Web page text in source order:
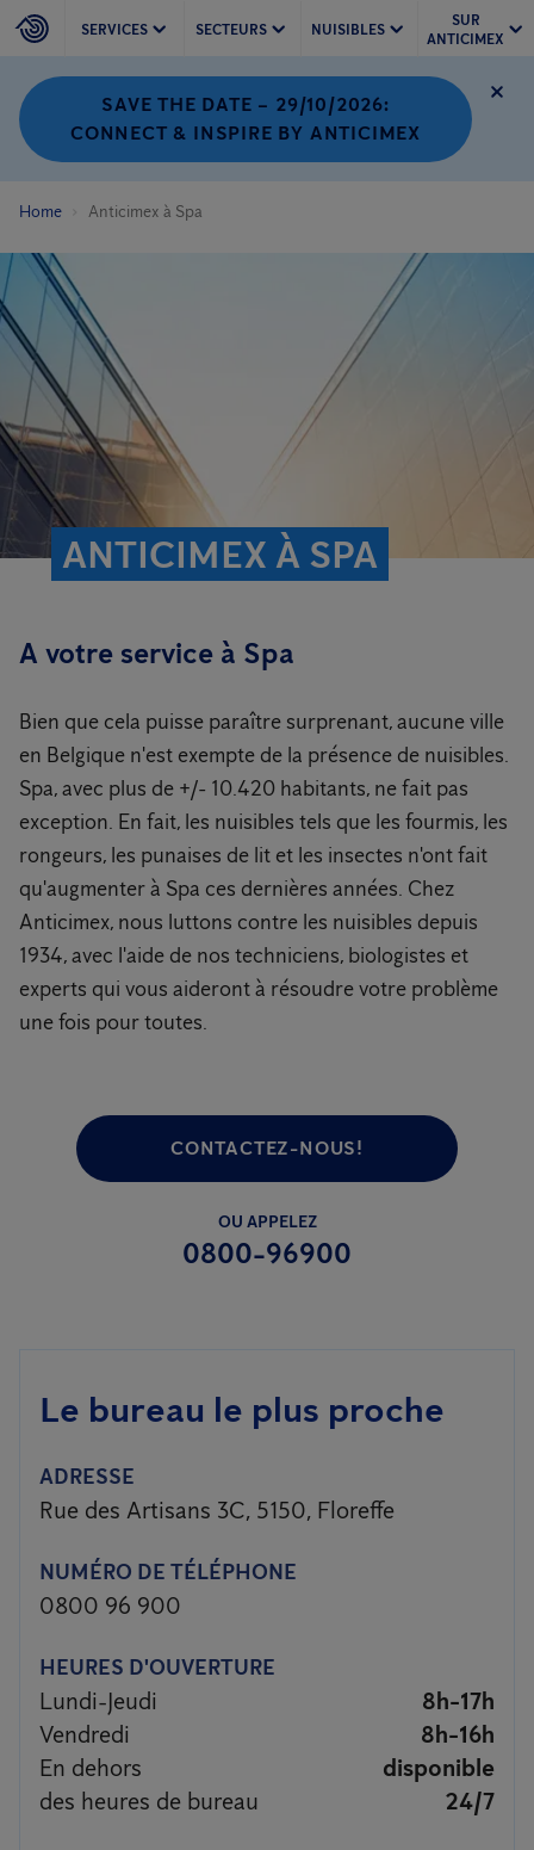
SERVICES SECTEURS NUISIBLES
SUR
ANTICIMEX
SAVE THE DATE – 29/10/2026:
CONNECT & INSPIRE BY ANTICIMEX
Home Anticimex à Spa
ANTICIMEX À SPA
A votre service à Spa
Bien que cela puisse paraître surprenant, aucune ville
en Belgique n'est exempte de la présence de nuisibles.
Spa, avec plus de +/- 10.420 habitants, ne fait pas
exception. En fait, les nuisibles tels que les fourmis, les
rongeurs, les punaises de lit et les insectes n'ont fait
qu'augmenter à Spa ces dernières années. Chez
Anticimex, nous luttons contre les nuisibles depuis
1934, avec l'aide de nos techniciens, biologistes et
experts qui vous aideront à résoudre votre problème
une fois pour toutes.
CONTACTEZ-NOUS!
OU APPELEZ
0800-96900
Le bureau le plus proche
ADRESSE
Rue des Artisans 3C, 5150, Floreffe
NUMÉRO DE TÉLÉPHONE
0800 96 900
HEURES D'OUVERTURE
Lundi-Jeudi
8h-17h
Vendredi
8h-16h
En dehors
disponible
des heures de bureau
24/7